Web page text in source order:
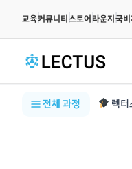
교육|커뮤니티 |스토어 |라운지 |국비
전체 과정 렉터